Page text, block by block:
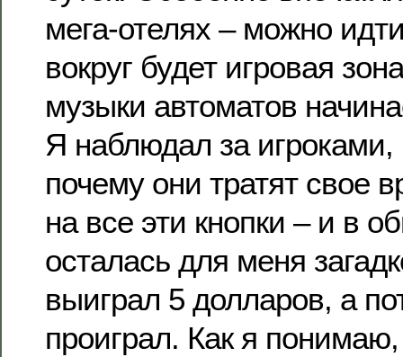
мега-отелях – можно
вокруг будет игровая
музыки автоматов
Я наблюдал за игроками,
почему они тратят свое
на все эти кнопки – и в
осталась для меня
выиграл 5 долларов, а
проиграл. Как я